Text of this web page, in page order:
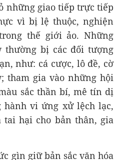
những giao tiếp trực tiếp
vì bị lệ thuộc, nghiện
thế giới ảo. Những
thường bị các đối tượng
như: cá cược, lô đề, cờ
tham gia vào những hội
sắc thần bí, mê tín dị
hành vi ứng xử lệch lạc,
hại cho bản thân, gia
gìn giữ bản sắc văn hóa